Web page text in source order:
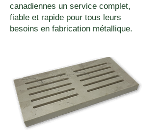
canadiennes un service complet,
fiable et rapide pour tous leurs
besoins en fabrication métallique.